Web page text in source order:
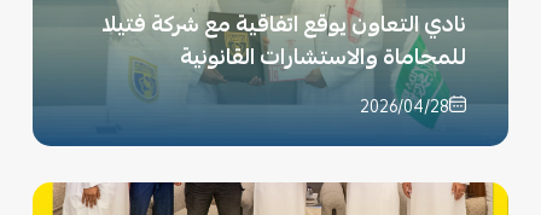
نادي التعاون يوقع اتفاقية مع شركة فتيلا
للمحاماة والاستشارات القانونية
2026/04/28